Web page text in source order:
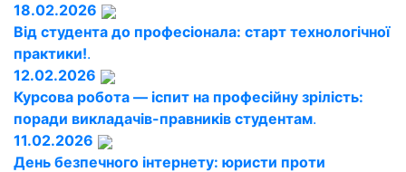
18.02.2026
Від студента до професіонала: старт технологічної
практики!.
12.02.2026
Курсова робота — іспит на професійну зрілість:
поради викладачів-правників студентам.
11.02.2026
День безпечного інтернету: юристи проти